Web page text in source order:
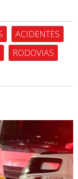
ACIDENTES
RODOVIAS